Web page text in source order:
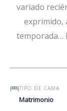
variado
exprimido,
temporada…
TIPO DE CAMA
Matrimonio